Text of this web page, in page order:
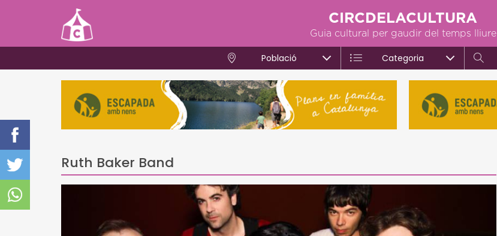
CIRCDELACULTURA
Guia cultural per gaudir del temps lliure
Població Categoria
Ruth Baker Band